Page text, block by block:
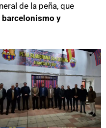
de la peña, que
barcelonismo y